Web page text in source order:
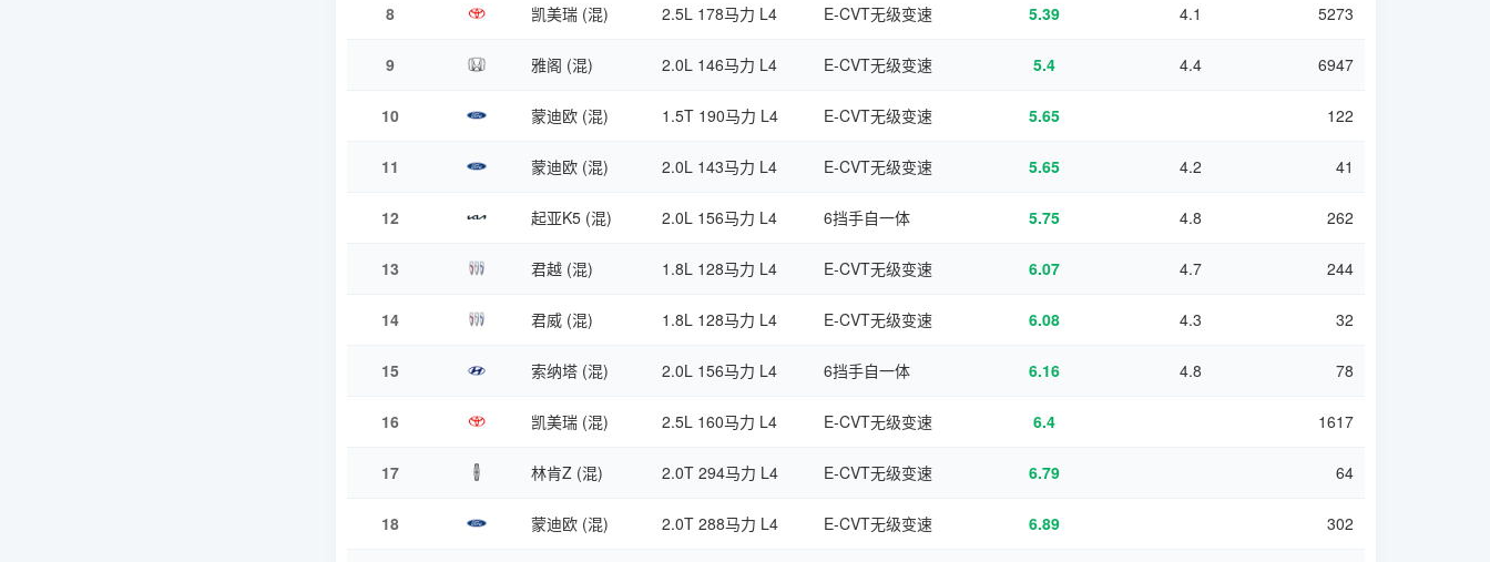
8 凯美瑞 (混) 2.5L 178马力 L4 E-CVT无级变速 5.39 4.1 5273
9 雅阁 (混) 2.0L 146马力 L4 E-CVT无级变速 5.4 4.4 6947
10 蒙迪欧 (混) 1.5T 190马力 L4 E-CVT无级变速 5.65 122
11 蒙迪欧 (混) 2.0L 143马力 L4 E-CVT无级变速 5.65 4.2 41
12 起亚K5 (混) 2.0L 156马力 L4 6挡手自一体 5.75 4.8 262
13 君越 (混) 1.8L 128马力 L4 E-CVT无级变速 6.07 4.7 244
14 君威 (混) 1.8L 128马力 L4 E-CVT无级变速 6.08 4.3 32
15 索纳塔 (混) 2.0L 156马力 L4 6挡手自一体 6.16 4.8 78
16 凯美瑞 (混) 2.5L 160马力 L4 E-CVT无级变速 6.4 1617
17 林肯Z (混) 2.0T 294马力 L4 E-CVT无级变速 6.79 64
18 蒙迪欧 (混) 2.0T 288马力 L4 E-CVT无级变速 6.89 302